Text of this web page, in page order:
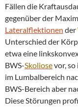
Fällen die
gegenüber der
Lateralflektionen der
Unterschied der
etwa eine
BWS-Skoliosevor, so
im Lumbalbereich
BWS-Bereich aber
Diese Störungen